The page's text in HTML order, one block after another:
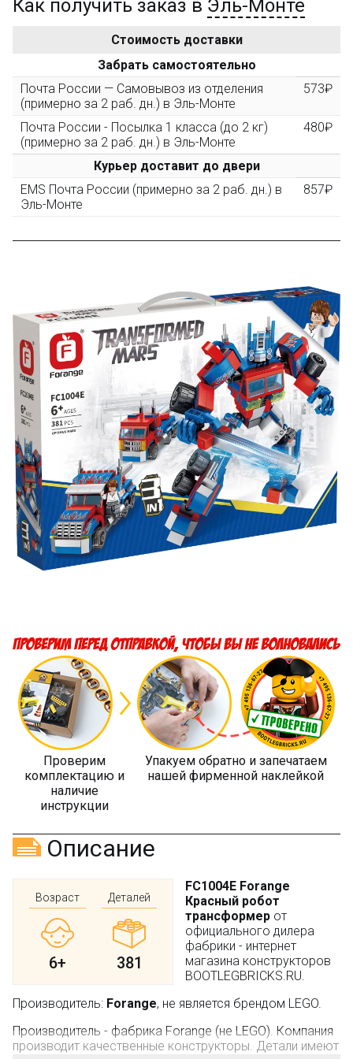
Золотая скидка
персональная
10%
3000 рублей, Вы получите постоянную скидку на все
повторные заказы - 10%
Скидка за обзор
(фото сборки) до 10%
Пришлите фото поэтапной сборки купленного
конструктора и получите дополнительную скидку
10% при покупке следующего набора (не дороже 10
Оставьте отзыв (не менее 50 символов) о товаре на
нашем сайте и получите купон на скидку 50₽ за
текстовый отзыв или 100₽ за отзыв с фото.
Скидка за отзыв
на Яндекс.Маркете 150₽
Оставьте отзыв (не менее 50 символов) о товаре
через системуЯндекс.Маркетс обязательным
указанием номера и даты заказа в нашем магазине
и получите купон на скидку 150₽
...уже сейчас
Участвуйте в конкурсах и розыгрышах в нашей
Как получить заказ в Эль-Монте
Стоимость доставки
Забрать самостоятельно
Почта России — Самовывоз из отделения
(примерно за 2 раб. дн.) в Эль-Монте
573₽
Почта России - Посылка 1 класса (до 2 кг)
(примерно за 2 раб. дн.) в Эль-Монте
480₽
Курьер доставит до двери
EMS Почта России (примерно за 2 раб. дн.) в
Эль-Монте
857₽
Проверим
комплектацию и
наличие
инструкции
Упакуем обратно и запечатаем
нашей фирменной наклейкой
Описание
Возраст
6+
Деталей
381
FC1004E Forange
Красный робот
трансформер от
официального дилера
фабрики - интернет
магазина конструкторов
BOOTLEGBRICKS.RU.
Производитель: Forange, не является брендом LEGO.
Производитель - фабрика Forange (не LEGO). Компания
производит качественные конструкторы. Детали имеют